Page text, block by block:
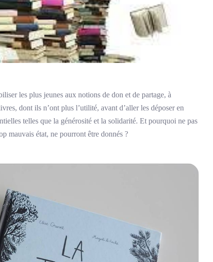
les plus jeunes aux notions de don et de partage, à
dont ils n’ont plus l’utilité, avant d’aller les déposer en
telles que la générosité et la solidarité. Et pourquoi ne pas
mauvais état, ne pourront être donnés ?